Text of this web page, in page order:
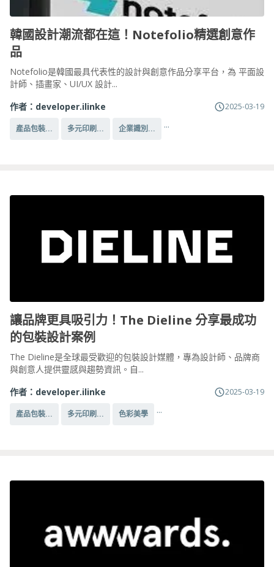
韓國設計潮流都在這！Notefolio精選創意作
品
Notefolio是韓國最具代表性的設計與創意作品分享平台，為 平面設
計師、插畫家、UI/UX 設計...
作者： developer.ilinke 2025-03-19
產品包裝... 多元印刷... 企業識別... ...
讓品牌更具吸引力！The Dieline 分享最成功
的包裝設計案例
The Dieline是全球最受歡迎的包裝設計媒體，專為設計師、品牌商
與創意人提供靈感與趨勢資訊。自...
作者： developer.ilinke 2025-03-19
產品包裝... 多元印刷... 色彩美學 ...